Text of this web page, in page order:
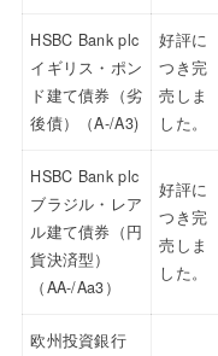
HSBC Bank plc
イギリス・ポン
ド建て債券（劣
後債）（A-/A3)
好評に
つき完
売しま
した。
HSBC Bank plc
ブラジル・レア
ル建て債券（円
貨決済型）
（AA-/Aa3）
好評に
つき完
売しま
した。
欧州投資銀行